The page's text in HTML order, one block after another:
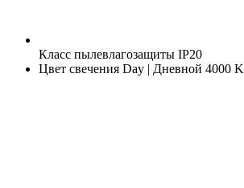
Класс пылевлагозащиты IP20
Цвет свечения Day | Дневной 4000 K